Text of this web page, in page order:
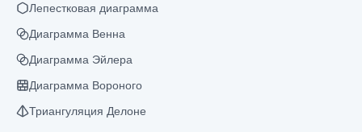
Лепестковая диаграмма
Диаграмма Венна
Диаграмма Эйлера
Диаграмма Вороного
Триангуляция Делоне